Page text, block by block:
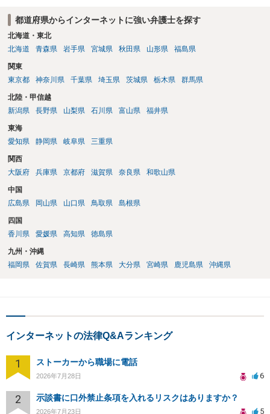
都道府県からインターネットに強い弁護士を探す
北海道・東北
北海道
青森県 岩手県 宮城県 秋田県 山形県 福島県
関東
東京都
神奈川県 千葉県 埼玉県 茨城県 栃木県 群馬県
北陸・甲信越
新潟県
長野県 山梨県 石川県 富山県 福井県
東海
愛知県
静岡県 岐阜県 三重県
関西
大阪府
兵庫県 京都府 滋賀県 奈良県 和歌山県
中国
広島県
岡山県 山口県 鳥取県 島根県
四国
香川県
愛媛県 高知県 徳島県
九州・沖縄
福岡県
佐賀県 長崎県 熊本県 大分県 宮崎県 鹿児島県 沖縄県
インターネットの法律Q&Aランキング
1 ストーカーから職場に電話
2026年7月28日 6
2 示談書に口外禁止条項を入れるリスクはありますか？
2026年7月23日 5